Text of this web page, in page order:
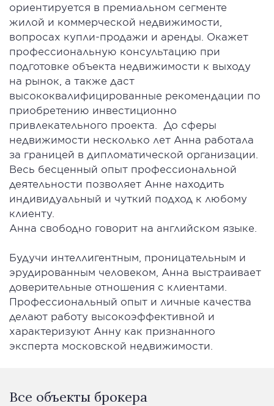
ориентируется в премиальном сегменте
жилой и коммерческой недвижимости,
вопросах купли-продажи и аренды. Окажет
профессиональную консультацию при
подготовке объекта недвижимости к выходу
на рынок, а также даст
высококвалифицированные рекомендации по
приобретению инвестиционно
привлекательного проекта. До сферы
недвижимости несколько лет Анна работала
за границей в дипломатической организации.
Весь бесценный опыт профессиональной
деятельности позволяет Анне находить
индивидуальный и чуткий подход к любому
клиенту.
Анна свободно говорит на английском языке.
Будучи интеллигентным, проницательным и
эрудированным человеком, Анна выстраивает
доверительные отношения с клиентами.
Профессиональный опыт и личные качества
делают работу высокоэффективной и
характеризуют Анну как признанного
эксперта московской недвижимости.
Все объекты брокера